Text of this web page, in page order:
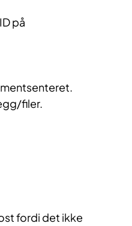
på
filer.
fordi det ikke